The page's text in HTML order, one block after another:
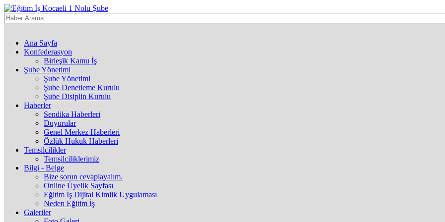
Ana Sayfa
Konfederasyon
Birleşik Kamu İş
Şube Yönetimi
Şube Yönetimi
Şube Denetleme Kurulu
Şube Disiplin Kurulu
Haberler
Sendika Haberleri
Duyurular
Genel Merkez Haberleri
Özlük Hukuk Haberleri
Temsilcilikler
Temsilciliklerimiz
Bilgi - Belge
Bize sorun cevaplayalım.
Online Üyelik Sayfası
Eğitim İş Dijital Kimlik Uygulaması
Neden Eğitim İş
Galeriler